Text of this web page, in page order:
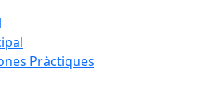
Pràctiques